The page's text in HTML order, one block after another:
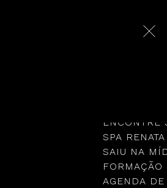
NOSSA
ENCONTRE
SPA
SAIU NA
FORMAÇÃO
AGENDA DE